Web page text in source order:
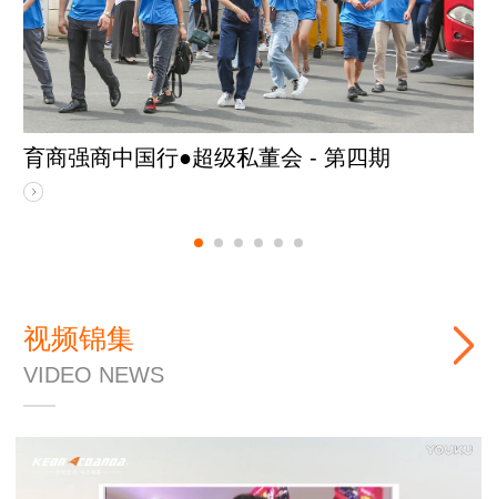
育商强商中国行●超级私董会 - 第四期
视频锦集
VIDEO NEWS